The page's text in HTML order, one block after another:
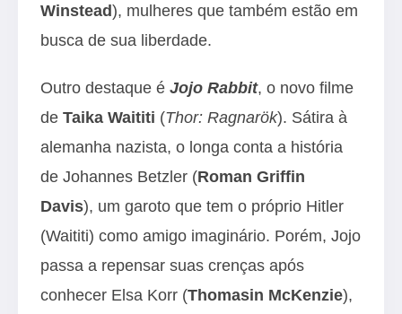
Winstead), mulheres que também estão em
busca de sua liberdade.
Outro destaque é Jojo Rabbit, o novo filme
de Taika Waititi (Thor: Ragnarök). Sátira à
alemanha nazista, o longa conta a história
de Johannes Betzler (Roman Griffin
Davis), um garoto que tem o próprio Hitler
(Waititi) como amigo imaginário. Porém, Jojo
passa a repensar suas crenças após
conhecer Elsa Korr (Thomasin McKenzie),